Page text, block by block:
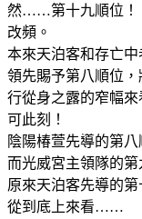
然……第十九順位！
改頻。
本來天泊客和存亡
領先賜予第八順位，
行從身之露的窄幅來
可此刻！
陰陽椿萱先導的第
而光威宮主領隊的
原來天泊客先導的
從到底上來看……